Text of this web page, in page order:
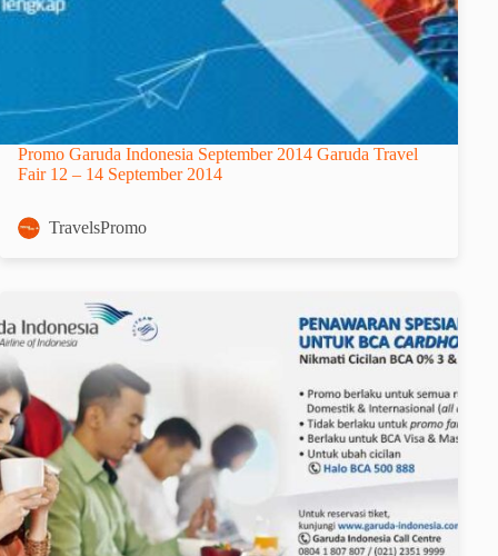
Promo Garuda Indonesia September 2014 Garuda Travel
Fair 12 – 14 September 2014
TravelsPromo